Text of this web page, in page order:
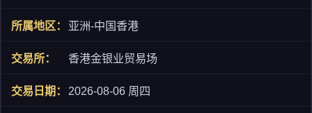
亚洲-中国香港
香港金银业贸易场
2026-08-06 周四